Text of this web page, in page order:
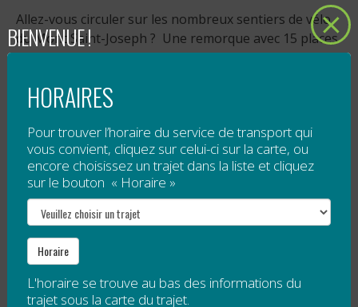
Allez-vous circuler sur les nombreux sentiers de vélo
du Mont Saint-Joseph ? Une remorque avec 15 places
pour les vélos est disponible.
Tarification
Saint-Joseph;
payer ce que vous payer pour toute autre
destination (contribution volontaire).
Veuillez noter qu’un droit d’accès est obligatoire pour
le sommet de Mont Saint-Joseph. Ce droit d’accès
n’est pas compris dans le tarif de la navette.
Horaire spécial — Festival Bleu Bleu
BIENVENUE !
HORAIRES
Pour trouver l’horaire du service de transport qui
vous convient, cliquez sur celui-ci sur la carte, ou
encore choisissez un trajet dans la liste et cliquez
sur le bouton « Horaire »
Horaire
L'horaire se trouve au bas des informations du
trajet sous la carte du trajet.